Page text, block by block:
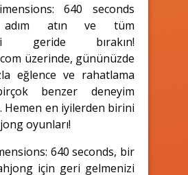
640 seconds
adım atın ve tüm
geride bırakın!
üzerinde, gününüzde
eğlence ve rahatlama
benzer deneyim
Hemen en iyilerden birini
oyunları!
640 seconds, bir
için geri gelmenizi